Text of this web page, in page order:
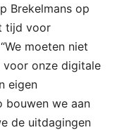
Brekelmans op
tijd voor
moeten niet
voor onze digitale
eigen
bouwen we aan
de uitdagingen